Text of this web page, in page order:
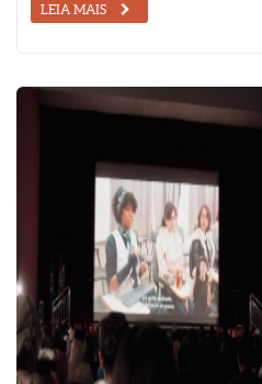
LEIA MAIS